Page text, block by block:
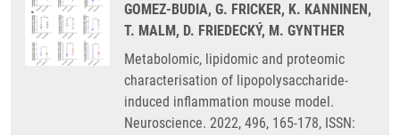
GOMEZ-BUDIA, G. FRICKER, K. KANNINEN,
T. MALM, D. FRIEDECKÝ, M. GYNTHER
Metabolomic, lipidomic and proteomic
characterisation of lipopolysaccharide-
induced inflammation mouse model.
Neuroscience. 2022, 496, 165-178, ISSN: